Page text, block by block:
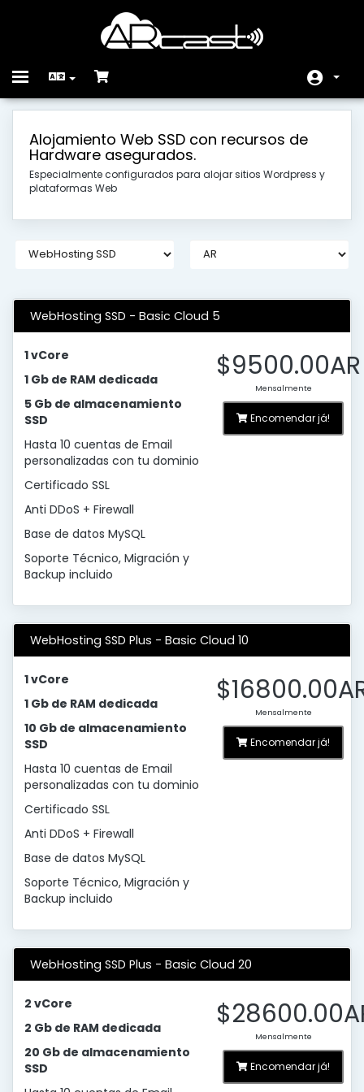
Toggle
Loja
Anúncios
Base de Conhecimento
Estado da Rede
Alojamiento Web SSD con recursos de
Hardware asegurados.
Especialmente configurados para alojar sitios Wordpress y
plataformas Web
WebHosting SSD - Basic Cloud 5
1 vCore
1 Gb de RAM dedicada
5 Gb de almacenamiento
SSD
Hasta 10 cuentas de Email
personalizadas con tu dominio
Certificado SSL
Anti DDoS + Firewall
Base de datos MySQL
Soporte Técnico, Migración y
Backup incluido
$9500.00AR
Mensalmente
Encomendar já!
WebHosting SSD Plus - Basic Cloud 10
1 vCore
1 Gb de RAM dedicada
10 Gb de almacenamiento
SSD
Hasta 10 cuentas de Email
personalizadas con tu dominio
Certificado SSL
Anti DDoS + Firewall
Base de datos MySQL
Soporte Técnico, Migración y
Backup incluido
Mensalmente
Encomendar já!
WebHosting SSD Plus - Basic Cloud 20
2 vCore
2 Gb de RAM dedicada
20 Gb de almacenamiento
SSD
Mensalmente
Encomendar já!